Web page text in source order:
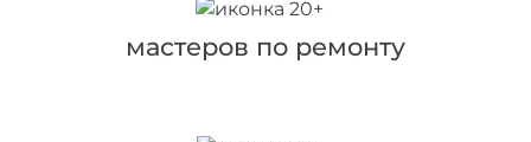
мастеров по ремонту